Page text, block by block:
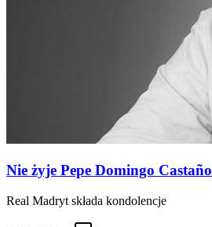
Nie żyje Pepe Domingo Castaño
Real Madryt składa kondolencje